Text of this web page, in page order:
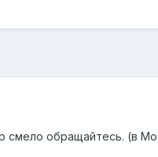
смело обращайтесь. (в